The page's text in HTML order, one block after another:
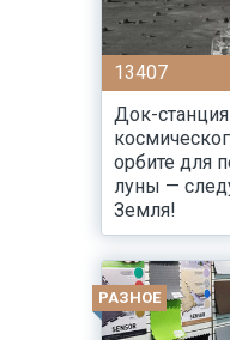
13407
Док-
орбите для
луны —
Земля!
РАЗНОЕ